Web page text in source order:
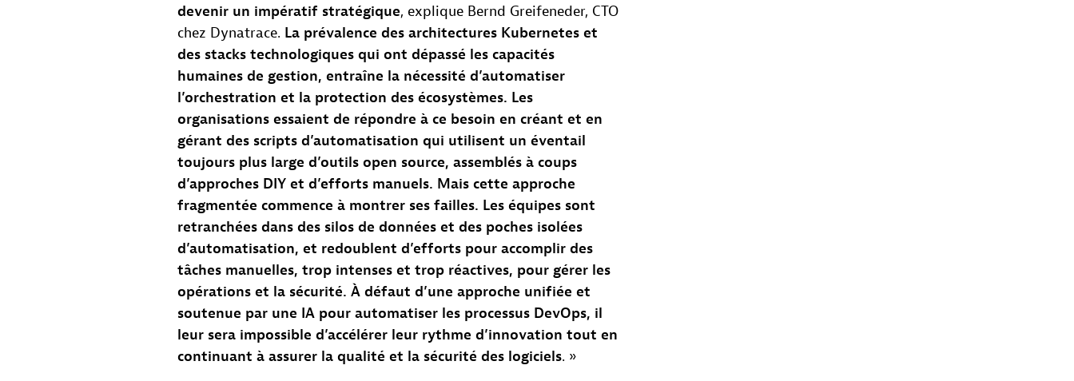
devenir un impératif stratégique, explique Bernd Greifeneder, CTO
chez Dynatrace. La prévalence des architectures Kubernetes et
des stacks technologiques qui ont dépassé les capacités
humaines de gestion, entraîne la nécessité d’automatiser
l’orchestration et la protection des écosystèmes. Les
organisations essaient de répondre à ce besoin en créant et en
gérant des scripts d’automatisation qui utilisent un éventail
toujours plus large d’outils open source, assemblés à coups
d’approches DIY et d’efforts manuels. Mais cette approche
fragmentée commence à montrer ses failles. Les équipes sont
retranchées dans des silos de données et des poches isolées
d’automatisation, et redoublent d’efforts pour accomplir des
tâches manuelles, trop intenses et trop réactives, pour gérer les
opérations et la sécurité. À défaut d’une approche unifiée et
soutenue par une IA pour automatiser les processus DevOps, il
leur sera impossible d’accélérer leur rythme d’innovation tout en
continuant à assurer la qualité et la sécurité des logiciels. »